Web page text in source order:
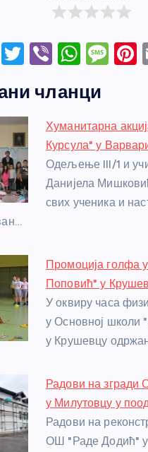
M T
itt
er
Vi
er
W
at
s
A
p
p
M
a
g
e
чланци
Хуманитарна
Курсула" у
Одељење III/1 и
Данијела
свих ученика и
Промоција голфа
Поповић" у
У оквиру часа
у Основној школи
у Крушевцу
Радови на
у Милутовцу у
Радови на
ОШ "Раде Додић"